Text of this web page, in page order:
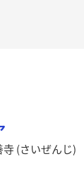
(さいぜんじ)